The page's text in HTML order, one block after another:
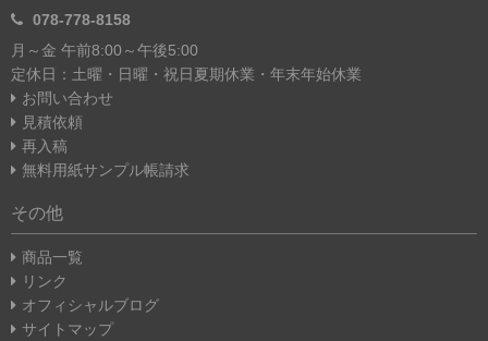
078-778-8158
月～金 午前8:00～午後5:00
定休日：土曜・日曜・祝日 夏期休業・年末年始休業
お問い合わせ
見積依頼
再入稿
無料用紙サンプル帳請求
その他
商品一覧
リンク
オフィシャルブログ
サイトマップ